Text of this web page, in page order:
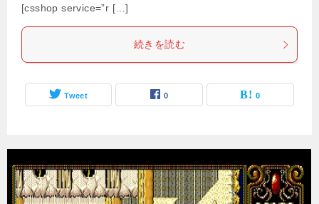
[csshop service=”r […]
続きを読む
Tweet 0 0